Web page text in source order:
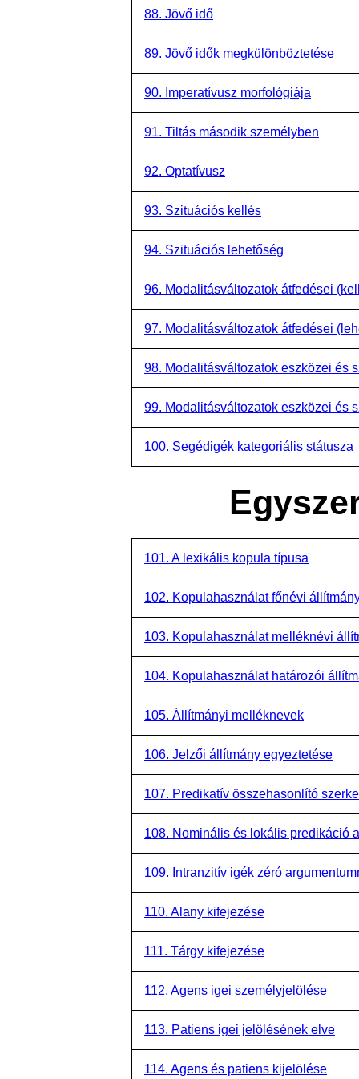
88. Jövő idő
89. Jövő idők megkülönböztetése
90. Imperatívusz morfológiája
91. Tiltás második személyben
92. Optatívusz
93. Szituációs kellés
94. Szituációs lehetőség
96. Modalitásváltozatok átfedései
97. Modalitásváltozatok átfedései
98. Modalitásváltozatok eszközei és
99. Modalitásváltozatok eszközei és
100. Segédigék kategoriális státusza
101. A lexikális kopula típusa
102. Kopulahasználat főnévi
103. Kopulahasználat melléknévi
104. Kopulahasználat határozói
105. Állítmányi melléknevek
106. Jelzői állítmány egyeztetése
107. Predikatív összehasonlító
108. Nominális és lokális predikáció
109. Intranzitív igék zéró
110. Alany kifejezése
111. Tárgy kifejezése
112. Agens igei személyjelölése
113. Patiens igei jelölésének elve
114. Agens és patiens kijelölése